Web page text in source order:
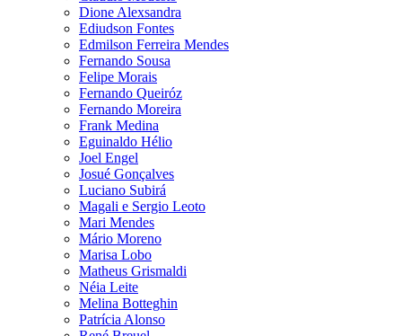
Dione Alexsandra
Ediudson Fontes
Edmilson Ferreira Mendes
Fernando Sousa
Felipe Morais
Fernando Queiróz
Fernando Moreira
Frank Medina
Eguinaldo Hélio
Joel Engel
Josué Gonçalves
Luciano Subirá
Magali e Sergio Leoto
Mari Mendes
Mário Moreno
Marisa Lobo
Matheus Grismaldi
Néia Leite
Melina Botteghin
Patrícia Alonso